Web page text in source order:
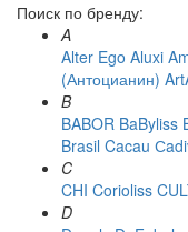
Поиск по бренду:
A
Alter Ego Aluxi
(Антоцианин)
B
BABOR BaByliss
Brasil Cacau
C
CHI Corioliss
D